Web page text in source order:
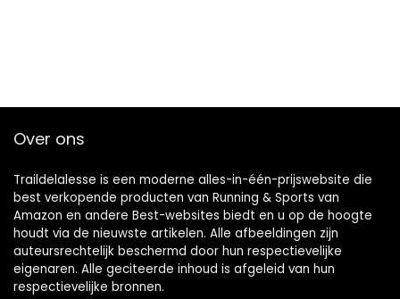
Over ons
Traildelalesse is een moderne alles-in-één-prijswebsite die
best verkopende producten van Running & Sports van
Amazon en andere Best-websites biedt en u op de hoogte
houdt via de nieuwste artikelen. Alle afbeeldingen zijn
auteursrechtelijk beschermd door hun respectievelijke
eigenaren. Alle geciteerde inhoud is afgeleid van hun
respectievelijke bronnen.